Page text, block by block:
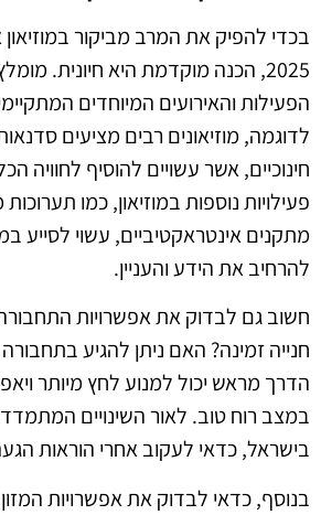
בכדי להפיק את המרב מביקור
2025, הכנה מוקדמת היא חיונית.
הפעילות והאירועים המיוחדים
לדוגמה, מוזיאונים רבים מציעים
חינוכיים, אשר עשויים להוסיף לחוויה
פעילויות נוספות במוזיאון, כמו
מתקנים אינטראקטיביים, עשוי לסייע
להרחיב את הידע והעניין.
חשוב גם לבדוק את אפשרויות
חנייה זמינה? האם ניתן להגיע בתחבורה
הדרך מראש יכול למנוע לחץ מיותר
במצב רוח טוב. לאור השינויים
בישראל, כדאי לעקוב אחרי הוראות
בנוסף, כדאי לבדוק את אפשרויות